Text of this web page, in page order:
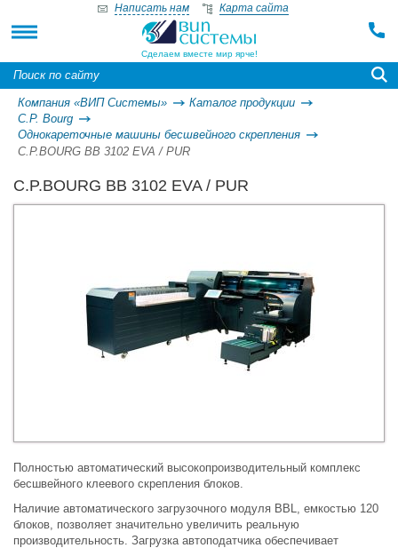
Сделаем вместе мир ярче!
Написать нам Карта сайта
Компания «ВИП Системы»
Каталог продукции
C.P. Bourg
Однокареточные машины бесшвейного скрепления
C.P.BOURG BB 3102 EVA / PUR
C.P.BOURG BB 3102 EVA / PUR
Полностью автоматический высокопроизводительный комплекс
бесшвейного клеевого скрепления блоков.
Наличие автоматического загрузочного модуля BBL, емкостью 120
блоков, позволяет значительно увеличить реальную
производительность. Загрузка автоподатчика обеспечивает